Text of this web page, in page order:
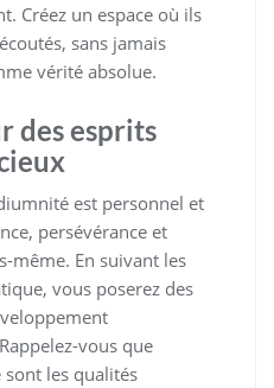
Créez un espace où ils
sans jamais
vérité absolue.
des esprits
est personnel et
persévérance et
même. En suivant les
vous poserez des
vous que
sont les qualités